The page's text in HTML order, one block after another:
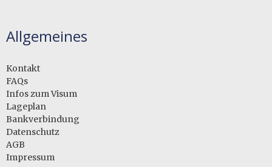
Allgemeines
Kontakt
FAQs
Infos zum Visum
Lageplan
Bankverbindung
Datenschutz
AGB
Impressum